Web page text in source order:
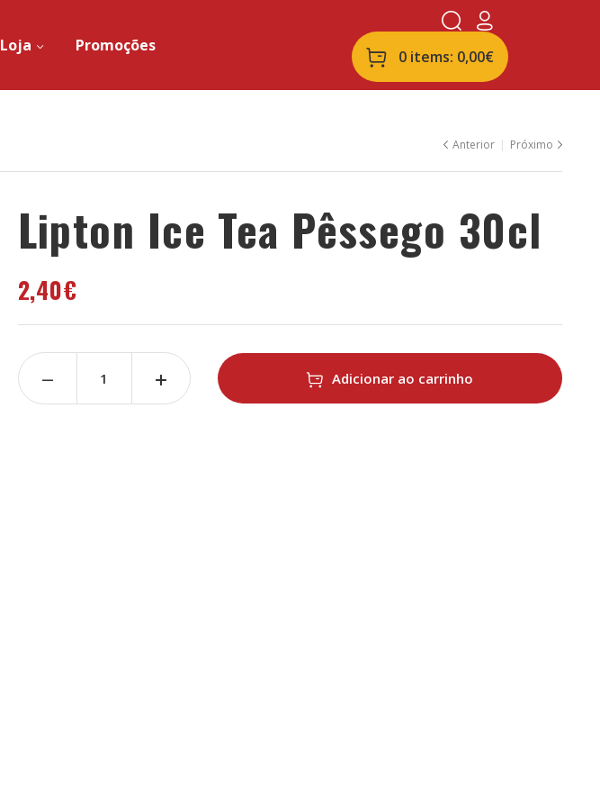
Loja Promoções
0 items: 0,00€
Anterior
6,50€
Próximo
7,50€
Lipton Ice Tea Pêssego 30cl
2,40€
Adicionar ao carrinho